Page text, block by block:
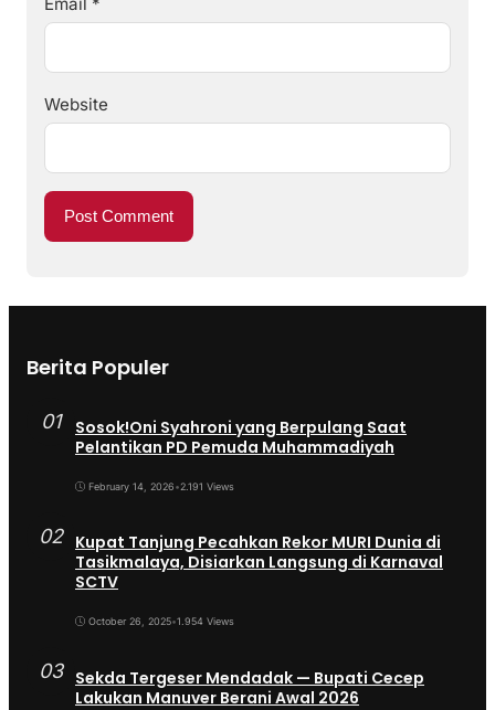
Website
Berita Populer
01
Sosok!Oni Syahroni yang Berpulang Saat
Pelantikan PD Pemuda Muhammadiyah
February 14, 2026•2.191 Views
02 Kupat Tanjung Pecahkan Rekor MURI Dunia di
Tasikmalaya, Disiarkan Langsung di Karnaval
SCTV
October 26, 2025•1.954 Views
03 Sekda Tergeser Mendadak — Bupati Cecep
Lakukan Manuver Berani Awal 2026